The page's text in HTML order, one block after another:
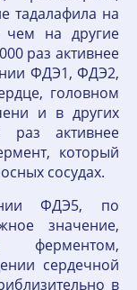
тадалафила на
чем на другие
раз активнее
ФДЭ1, ФДЭ2,
головном
и в других
активнее
который
сосудах.
ФДЭ5, по
значение,
ферментом,
сердечной
в